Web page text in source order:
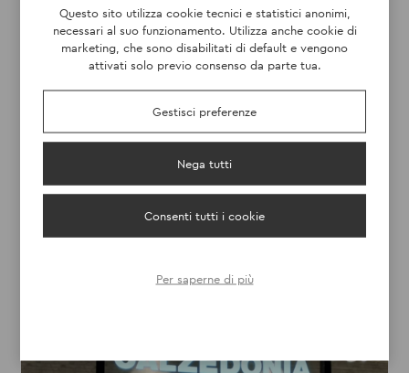
RITUALS SHOP SERRAVALLE OUTLET
(AL)
Questo sito utilizza cookie tecnici e statistici anonimi,
necessari al suo funzionamento. Utilizza anche cookie di
marketing, che sono disabilitati di default e vengono
attivati solo previo consenso da parte tua.
Gestisci preferenze
Nega tutti
Consenti tutti i cookie
Per saperne di più